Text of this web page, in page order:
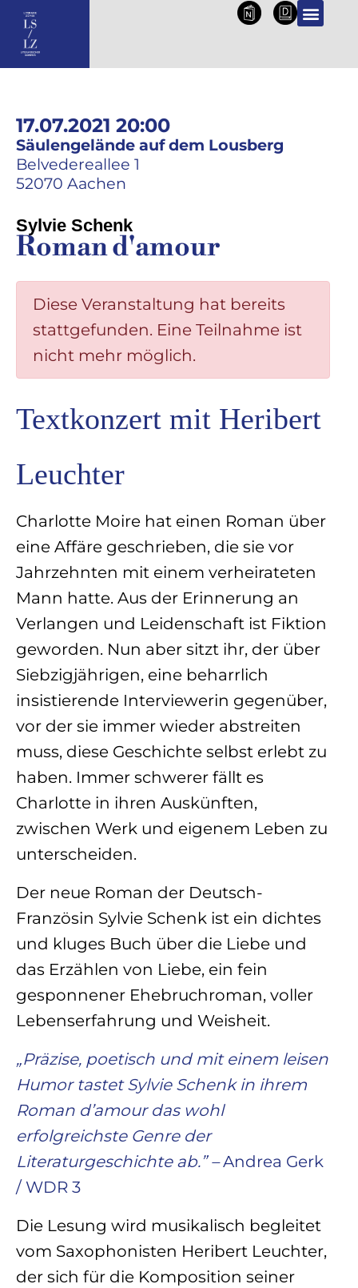
NL DE
17.07.2021 20:00
Säulengelände auf dem Lousberg
Belvedereallee 1
52070 Aachen
Sylvie Schenk
Roman d'amour
Diese Veranstaltung hat bereits
stattgefunden. Eine Teilnahme ist
nicht mehr möglich.
Textkonzert mit Heribert
Leuchter
Charlotte Moire hat einen Roman über
eine Affäre geschrieben, die sie vor
Jahrzehnten mit einem verheirateten
Mann hatte. Aus der Erinnerung an
Verlangen und Leidenschaft ist Fiktion
geworden. Nun aber sitzt ihr, der über
Siebzigjährigen, eine beharrlich
insistierende Interviewerin gegenüber,
vor der sie immer wieder abstreiten
muss, diese Geschichte selbst erlebt zu
haben. Immer schwerer fällt es
Charlotte in ihren Auskünften,
zwischen Werk und eigenem Leben zu
unterscheiden.
Der neue Roman der Deutsch-
Französin Sylvie Schenk ist ein dichtes
und kluges Buch über die Liebe und
das Erzählen von Liebe, ein fein
gesponnener Ehebruchroman, voller
Lebenserfahrung und Weisheit.
„Präzise, poetisch und mit einem leisen
Humor tastet Sylvie Schenk in ihrem
Roman d’amour das wohl
erfolgreichste Genre der
Literaturgeschichte ab.” –Andrea Gerk
/ WDR 3
Die Lesung wird musikalisch begleitet
vom Saxophonisten Heribert Leuchter,
der sich für die Komposition seiner